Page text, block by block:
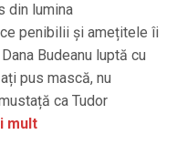
din lumina
penibilii și amețitele îi
Budeanu luptă cu
pus mască, nu
ca Tudor
mult